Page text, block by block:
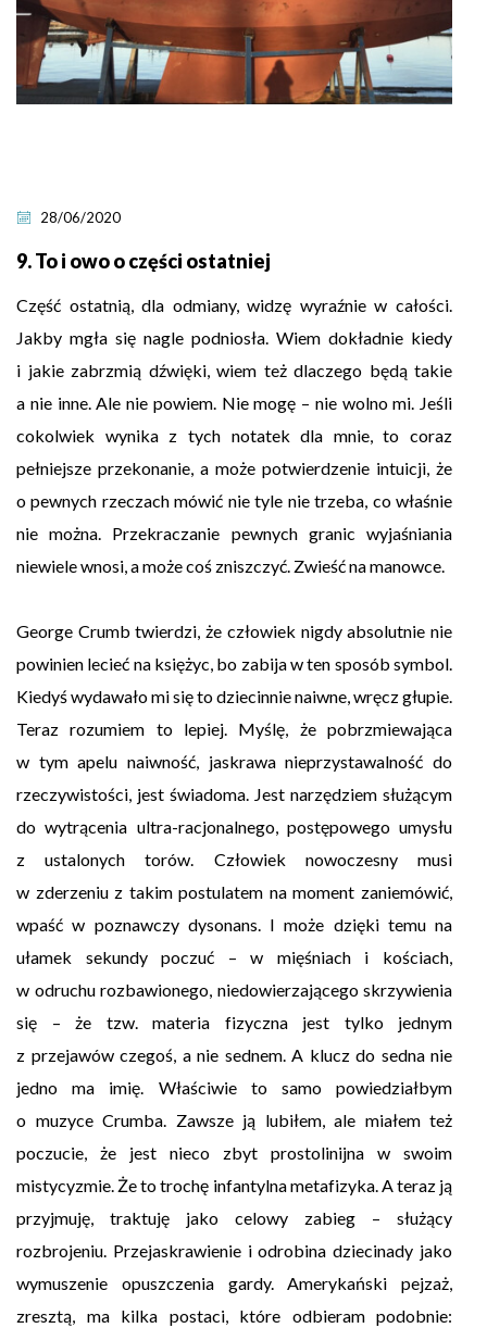
28/06/2020
9. To i owo o części ostatniej
Część ostatnią, dla odmiany, widzę wyraźnie w całości.
Jakby mgła się nagle podniosła. Wiem dokładnie kiedy
i jakie zabrzmią dźwięki, wiem też dlaczego będą takie
a nie inne. Ale nie powiem. Nie mogę – nie wolno mi. Jeśli
cokolwiek wynika z tych notatek dla mnie, to coraz
pełniejsze przekonanie, a może potwierdzenie intuicji, że
o pewnych rzeczach mówić nie tyle nie trzeba, co właśnie
nie można. Przekraczanie pewnych granic wyjaśniania
niewiele wnosi, a może coś zniszczyć. Zwieść na manowce.
George Crumb twierdzi, że człowiek nigdy absolutnie nie
powinien lecieć na księżyc, bo zabija w ten sposób symbol.
Kiedyś wydawało mi się to dziecinnie naiwne, wręcz głupie.
Teraz rozumiem to lepiej. Myślę, że pobrzmiewająca
w tym apelu naiwność, jaskrawa nieprzystawalność do
rzeczywistości, jest świadoma. Jest narzędziem służącym
do wytrącenia ultra-racjonalnego, postępowego umysłu
z ustalonych torów. Człowiek nowoczesny musi
w zderzeniu z takim postulatem na moment zaniemówić,
wpaść w poznawczy dysonans. I może dzięki temu na
ułamek sekundy poczuć – w mięśniach i kościach,
w odruchu rozbawionego, niedowierzającego skrzywienia
się – że tzw. materia fizyczna jest tylko jednym
z przejawów czegoś, a nie sednem. A klucz do sedna nie
jedno ma imię. Właściwie to samo powiedziałbym
o muzyce Crumba. Zawsze ją lubiłem, ale miałem też
poczucie, że jest nieco zbyt prostolinijna w swoim
mistycyzmie. Że to trochę infantylna metafizyka. A teraz ją
przyjmuję, traktuję jako celowy zabieg – służący
rozbrojeniu. Przejaskrawienie i odrobina dziecinady jako
wymuszenie opuszczenia gardy. Amerykański pejzaż,
zresztą, ma kilka postaci, które odbieram podobnie: